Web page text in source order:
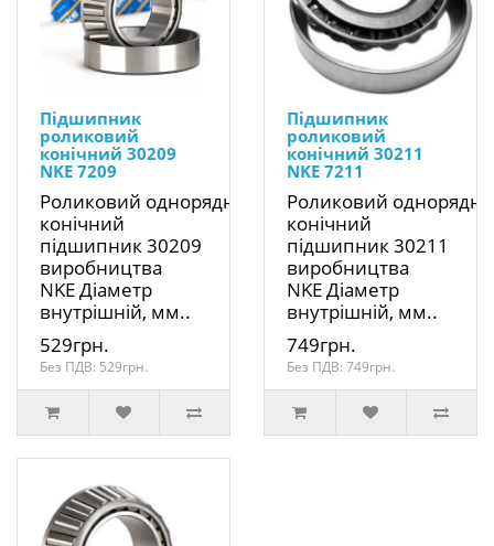
Підшипник
роликовий
конічний 30209
NKE 7209
Роликовий однорядний
конічний
підшипник 30209
виробництва
NKE Діаметр
внутрішній, мм..
529грн.
Без ПДВ: 529грн.
Підшипник
роликовий
конічний 30211
NKE 7211
Роликовий
конічний
підшипник 30211
виробництва
NKE Діаметр
внутрішній, мм..
749грн.
Без ПДВ: 749грн.